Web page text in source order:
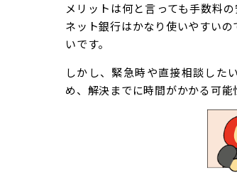
メリットは何と言っても手数料
ネット銀行はかなり使いやすい
いです。
しかし、緊急時や直接相談した
め、解決までに時間がかかる可能